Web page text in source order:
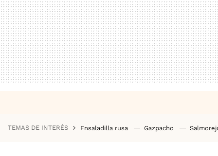
TEMAS DE INTERÉS Ensaladilla rusa Gazpacho